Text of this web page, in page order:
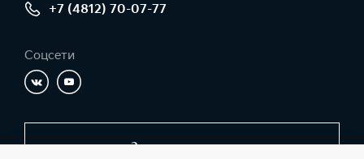
+7 (4812) 70-07-77
Соцсети
Заказать звонок